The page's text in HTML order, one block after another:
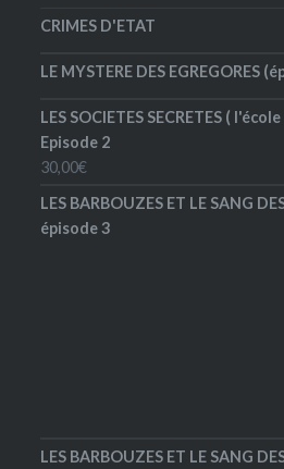
CRIMES D'ETAT
LE MYSTERE DES EGREGORES
LES SOCIETES SECRETES (
Episode 2
30,00€
LES BARBOUZES ET LE SANG
épisode 3
LES BARBOUZES ET LE SANG